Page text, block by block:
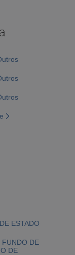
ESTADO
DE
DE